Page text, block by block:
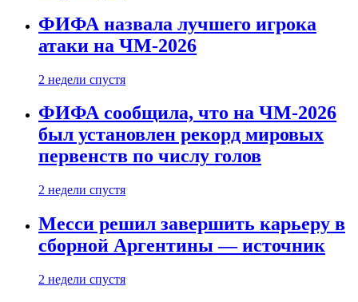
ФИФА назвала лучшего игрока
атаки на ЧМ-2026
2 недели спустя
ФИФА сообщила, что на ЧМ-2026
был установлен рекорд мировых
первенств по числу голов
2 недели спустя
Месси решил завершить карьеру в
сборной Аргентины — источник
2 недели спустя